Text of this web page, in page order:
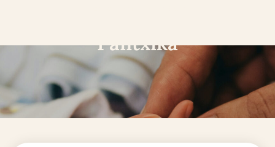
Pantxika